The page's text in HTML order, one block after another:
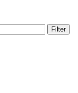
Filter